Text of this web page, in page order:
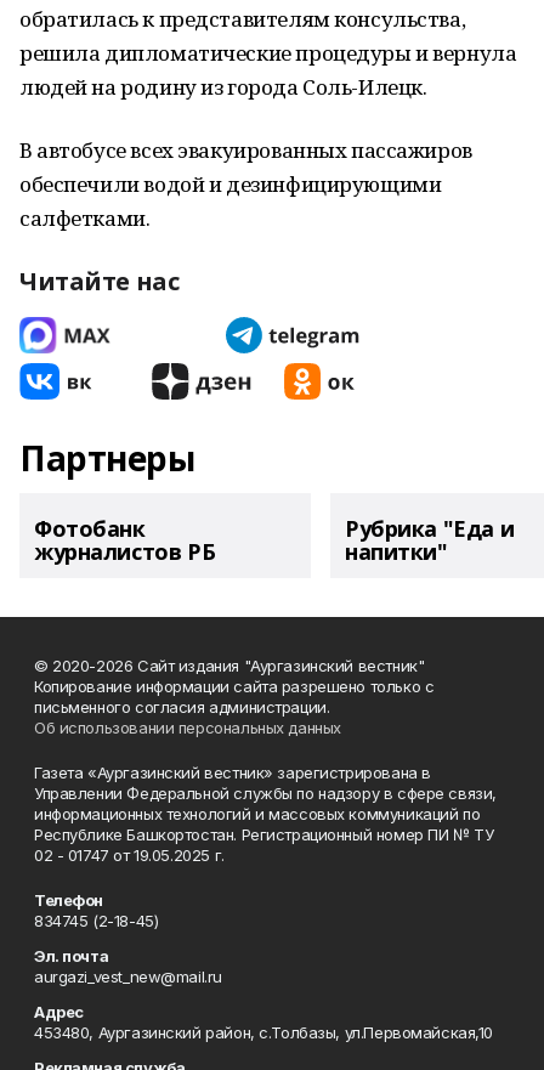
обратилась к представителям консульства,
решила дипломатические процедуры и вернула
людей на родину из города Соль-Илецк.
В автобусе всех эвакуированных пассажиров
обеспечили водой и дезинфицирующими
салфетками.
Читайте нас
Партнеры
Фотобанк
журналистов РБ
Рубрика "Еда и
напитки"
© 2020-2026 Сайт издания "Аургазинский вестник"
Копирование информации сайта разрешено только с
письменного согласия администрации.
Об использовании персональных данных
Газета «Аургазинский вестник» зарегистрирована в
Управлении Федеральной службы по надзору в сфере связи,
информационных технологий и массовых коммуникаций по
Республике Башкортостан. Регистрационный номер ПИ № ТУ
02 - 01747 от 19.05.2025 г.
Телефон
834745 (2-18-45)
Эл. почта
aurgazi_vest_new@mail.ru
Адрес
453480, Аургазинский район, с.Толбазы, ул.Первомайская,10